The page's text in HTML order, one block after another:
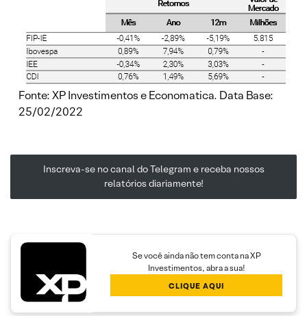
Fonte: XP Investimentos e Economatica. Data Base:
25/02/2022
Inscreva-se no canal do Telegram e receba nossos
relatórios diariamente!
Se você ainda não tem conta na XP
Investimentos, abra a sua!
CLIQUE AQUI